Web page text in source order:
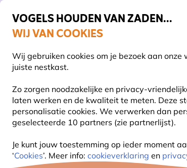
VOGELS HOUDEN VAN ZADEN...
WIJ VAN COOKIES
Wij gebruiken cookies om je bezoek aan
juiste nestkast.
Zo zorgen noodzakelijke en privacy-
laten werken en de kwaliteit te meten. Deze
personalisatie cookies. We verwerken dan
geselecteerde 10 partners (zie partnerlijst).
Je kunt jouw toestemming op ieder moment
‘Cookies’. Meer info: cookieverklaring en
Uitstekend beoordeeld door klanten in 11
Gratis thuisbezorgd bij orders vanaf €59
VOGELVOER VOEDERSYSTEMEN